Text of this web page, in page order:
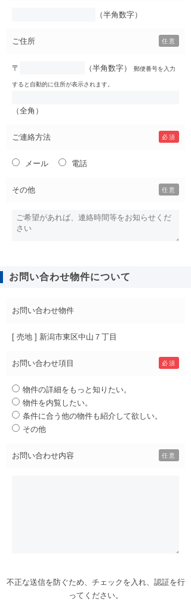
（半角数字）
ご住所 任意
〒 （半角数字） 郵便番号を入力
すると自動的に住所が表示されます。
（全角）
ご連絡方法 必須
メール 電話
その他 任意
お問い合わせ物件について
お問い合わせ物件
[ 売地 ] 新潟市東区中山７丁目
お問い合わせ項目 必須
物件の詳細をもっと知りたい。
物件を内覧したい。
条件に合う他の物件も紹介して欲しい。
その他
お問い合わせ内容 任意
不正な送信を防ぐため、チェックを入れ、認証を行
ってください。